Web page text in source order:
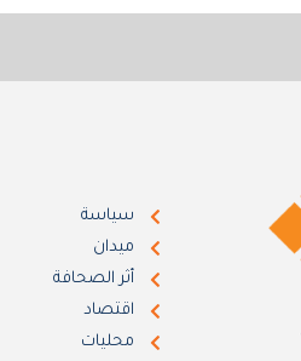
سياسة
ميدان
أثر الصحافة
اقتصاد
محليات